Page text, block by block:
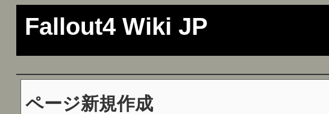
Fallout4 Wiki JP
ページ新規作成